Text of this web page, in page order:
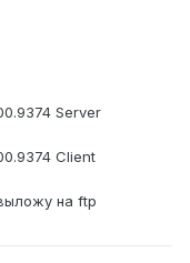
Server
Client
на ftp